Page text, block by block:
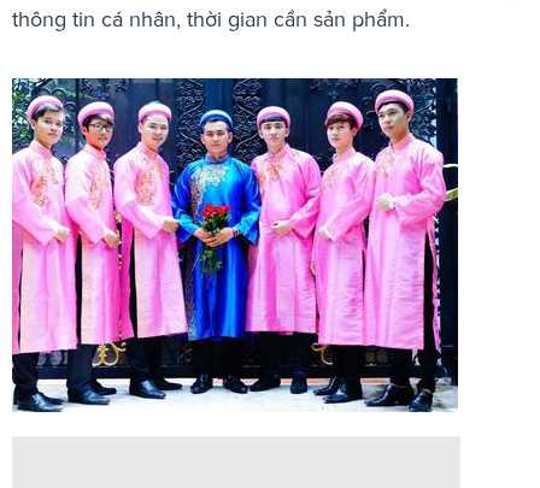
thông tin cá nhân, thời gian cần sản phẩm.